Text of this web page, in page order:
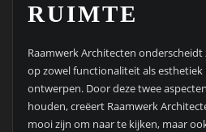
RUIMTE
Raamwerk Architecten
op zowel functionaliteit als esthetiek
ontwerpen. Door deze twee
houden, creëert Raamwerk
mooi zijn om naar te kijken, maar